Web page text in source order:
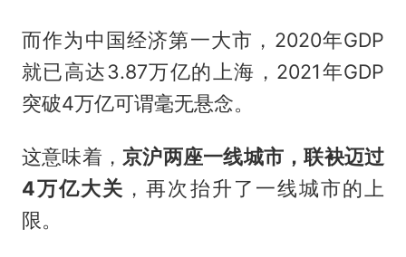
而作为中国经济第一大市，2020年GDP
就已高达3.87万亿的上海，2021年GDP
突破4万亿可谓毫无悬念。
这意味着， 京沪两座一线城市，联袂迈过
4万亿大关 ，再次抬升了一线城市的上
限。